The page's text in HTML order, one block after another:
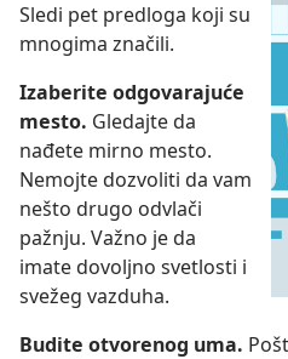
Sledi pet predloga koji su
mnogima značili.
Izaberite odgovarajuće
mesto. Gledajte da
nađete mirno mesto.
Nemojte dozvoliti da vam
nešto drugo odvlači
pažnju. Važno je da
imate dovoljno svetlosti i
svežeg vazduha.
Budite otvorenog uma.